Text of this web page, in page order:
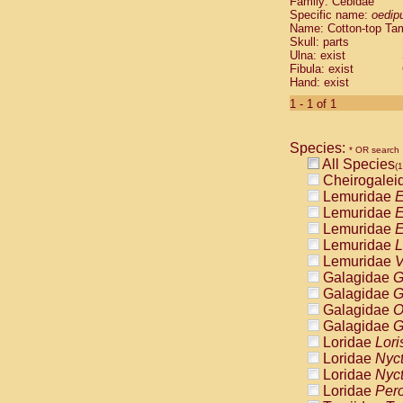
Cebidae
Cebidae
Cebidae
Cebidae
Cebidae
Cebidae
Cebidae
Cebidae
Cebidae
Cebidae
Cebidae
Cebidae
Atelidae
Atelidae
Atelidae
Atelidae
Atelidae
Atelidae
Atelidae
Atelidae
Atelidae
Atelidae
Pitheciidae
Specific name:
Name: Cotton-top
Skull: parts
Ulna: exist
Fibula: exist
Hand: exist
1 - 1 of 1
Species: * OR search
All Species
Lemuridae
Lemuridae
Lemuridae
Lemuridae
Lemuridae
Galagidae
Galagidae
Galagidae
Galagidae
Loridae
Loridae
Loridae
Loridae